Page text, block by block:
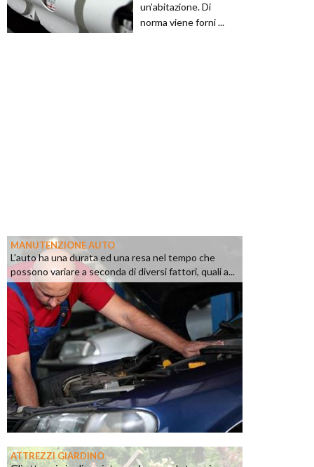
un’abitazione. Di
norma viene forni ...
MANUTENZIONE AUTO
L'auto ha una durata ed una resa nel tempo che
possono variare a seconda di diversi fattori, quali a...
ATTREZZI GIARDINO